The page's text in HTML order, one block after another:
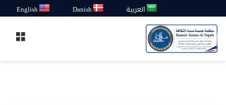
العربية Danish
English